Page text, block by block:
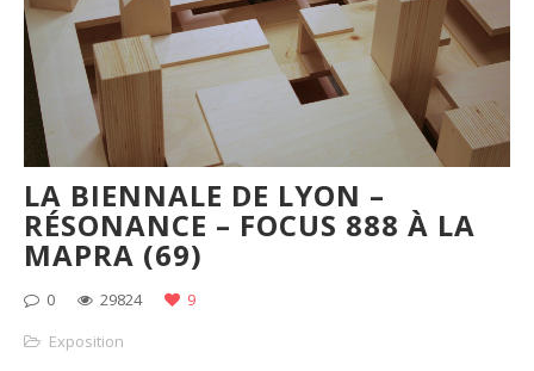
LA BIENNALE DE LYON –
RÉSONANCE – FOCUS 888 À LA
MAPRA (69)
0 29824
9
Exposition